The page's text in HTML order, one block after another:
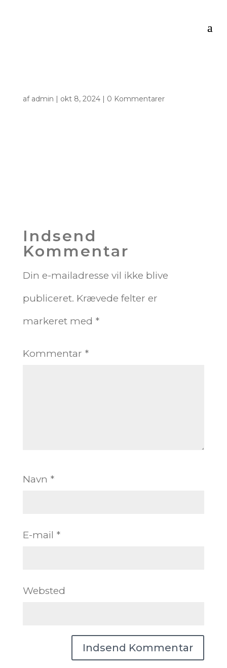
af admin | okt 8, 2024| 0 Kommentarer
Indsend
Kommentar
Din e-mailadresse vil ikke blive
publiceret. Krævede felter er
markeret med *
Kommentar *
Navn *
E-mail *
Websted